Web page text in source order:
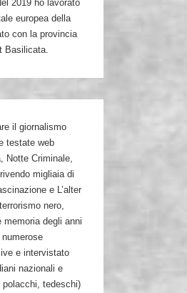
2019 ho lavorato
europea della
con la provincia
Basilicata.
il giornalismo
testate web
Notte Criminale,
migliaia di
e L’alter
nero,
degli anni
e intervistato
nazionali e
polacchi, tedeschi)